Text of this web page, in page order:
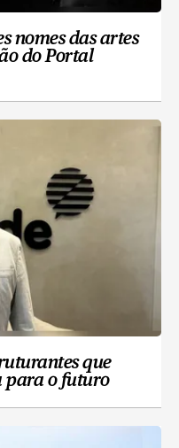
nomes das artes
do Portal
que
para o futuro